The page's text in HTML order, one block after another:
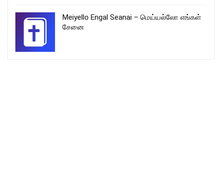
Meiyello Engal Seanai – மெய்யல்லோ எங்கள்
சேனை